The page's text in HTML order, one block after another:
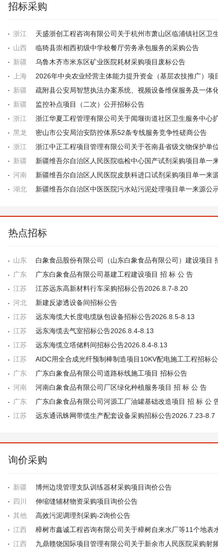
招标采购
浙江
山西
临猗县崇相西初级中学校餐厅劳务承包服务的采购公告
新疆
乌鲁木齐市米东区矿业医院耗材采购项目废标公告
上海
新疆
新疆
监控补点项目（二次）公开招标公告
浙江
黑龙
密山市公安局治安防控体系52条专线服务竞争性磋商公告
浙江
新疆
河南
新疆维吾尔自治区人民医院皮肤科进口试剂采购项目单一来
湖北
新疆维吾尔自治区中医医院污水站污泥处理项目单一来源公
热点招标
山东
广东
广东白象食品有限公司基建工程建设项目 招 标 公 告
江苏
江苏远东高新材料行车采购招标公告2026.8.7-8.20
河北
新建反渗透设备间招标公告
江苏
远东海缆大长度电缆纵包设备招标公告2026.8.5-8.13
江苏
远东海缆去气室招标公告2026.8.4-8.13
江苏
远东海缆立塔储料间招标公告2026.8.4-8.13
江苏
AIDC用全合成光纤预制棒制造项目10KV配电施工工程招标
广东
广东白象食品有限公司道路标线施工项目 招标公告
河南
河南白象食品有限公司厂区绿化种植服务项目 招 标 公 告
广东
广东白象食品有限公司河源工厂油罐基础改造项目 招 标 公
江苏
远东通讯蛛网带缆生产配套设备采购招标公告2026.7.23-8.7
询价采购
新疆
博州边境管理支队训练器材采购项目询价公告
四川
伸缩缝辅材物资采购项目询价公告
其他
高效污泥调理剂采购-2询价公告
江西
江西